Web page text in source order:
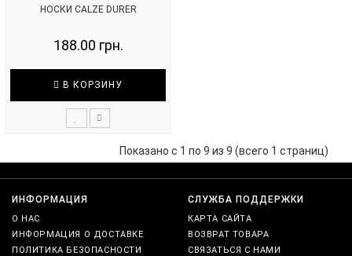
НОСКИ CALZE DURER
188.00 грн.
В КОРЗИНУ
Показано с 1 по 9 из 9 (всего 1 страниц)
ИНФОРМАЦИЯ
О НАС
ИНФОРМАЦИЯ О ДОСТАВКЕ
ПОЛИТИКА БЕЗОПАСНОСТИ
СЛУЖБА ПОДДЕРЖКИ
КАРТА САЙТА
ВОЗВРАТ ТОВАРА
СВЯЗАТЬСЯ С НАМИ